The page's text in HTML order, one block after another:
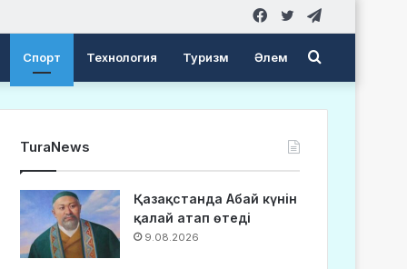
Twitter
Facebook
Спорт Технология Туризм Әлем Search
for
TuraNews
Қазақстанда Абай күнін
қалай атап өтеді
9.08.2026